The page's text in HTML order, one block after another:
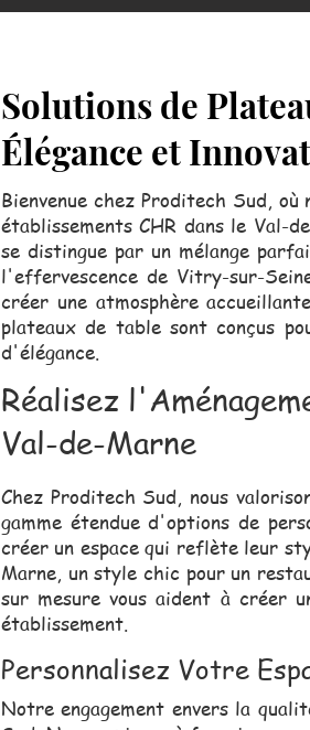
Solutions de
Élégance et
Bienvenue chez Proditech Sud,
établissements CHR dans le Val-
se distingue par un mélange
l'effervescence de Vitry-sur-
créer une atmosphère
plateaux de table sont conçus
d'élégance.
Réalisez
Val-de-Marne
Chez Proditech Sud, nous
gamme étendue d'options de
créer un espace qui reflète leur
Marne, un style chic pour un
sur mesure vous aident à créer
établissement.
Personnalisez Votre
Notre engagement envers la